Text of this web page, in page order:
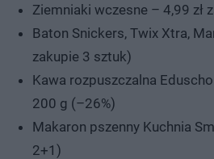
Ziemniaki wczesne – 4,99 zł
Baton Snickers, Twix Xtra,
zakupie 3 sztuk)
Kawa rozpuszczalna
200 g (–26%)
Makaron pszenny Kuchnia
2+1)